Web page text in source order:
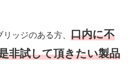
ッジのある方、 口内に不
非試して頂きたい製品